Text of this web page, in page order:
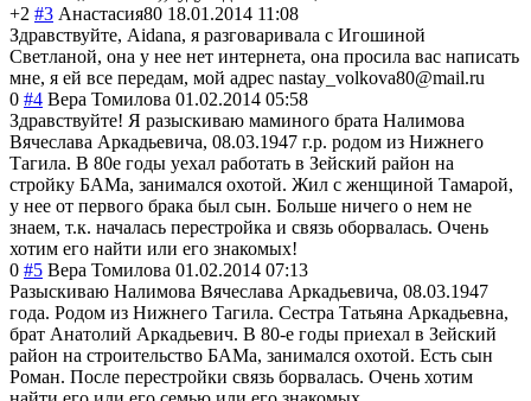
+2 #3 Анастасия80 18.01.2014 11:08
Здравствуйте, Aidana, я разговаривала с Игошиной
Светланой, она у нее нет интернета, она просила вас написать
мне, я ей все передам, мой адрес nastay_volkova80@mail.ru
0 #4 Вера Томилова 01.02.2014 05:58
Здравствуйте! Я разыскиваю маминого брата Налимова
Вячеслава Аркадьевича, 08.03.1947 г.р. родом из Нижнего
Тагила. В 80е годы уехал работать в Зейский район на
стройку БАМа, занимался охотой. Жил с женщиной Тамарой,
у нее от первого брака был сын. Больше ничего о нем не
знаем, т.к. началась перестройка и связь оборвалась. Очень
хотим его найти или его знакомых!
0 #5 Вера Томилова 01.02.2014 07:13
Разыскиваю Налимова Вячеслава Аркадьевича, 08.03.1947
года. Родом из Нижнего Тагила. Сестра Татьяна Аркадьевна,
брат Анатолий Аркадьевич. В 80-е годы приехал в Зейский
район на строительство БАМа, занимался охотой. Есть сын
Роман. После перестройки связь борвалась. Очень хотим